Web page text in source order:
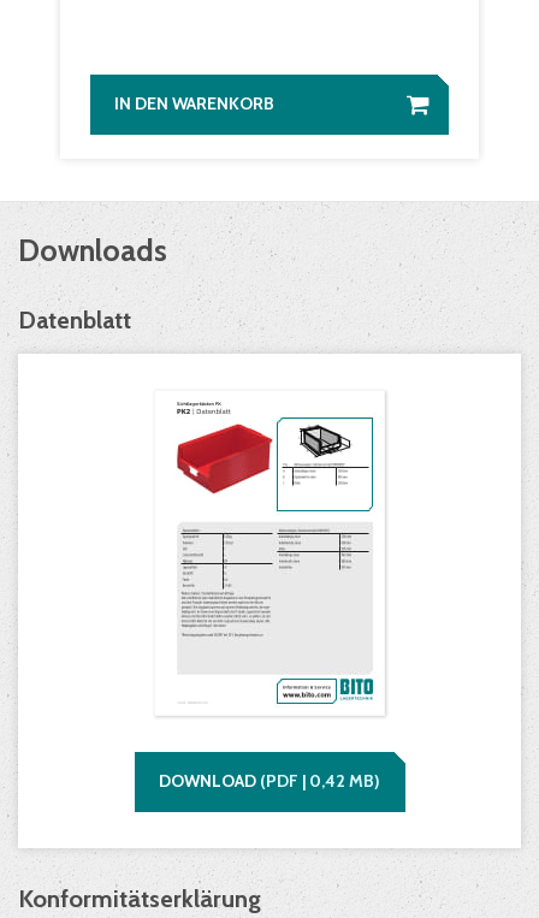
IN DEN WARENKORB
Downloads
Datenblatt
DOWNLOAD (PDF | 0,42 MB)
Konformitätserklärung